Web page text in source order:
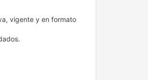
vigente y en formato